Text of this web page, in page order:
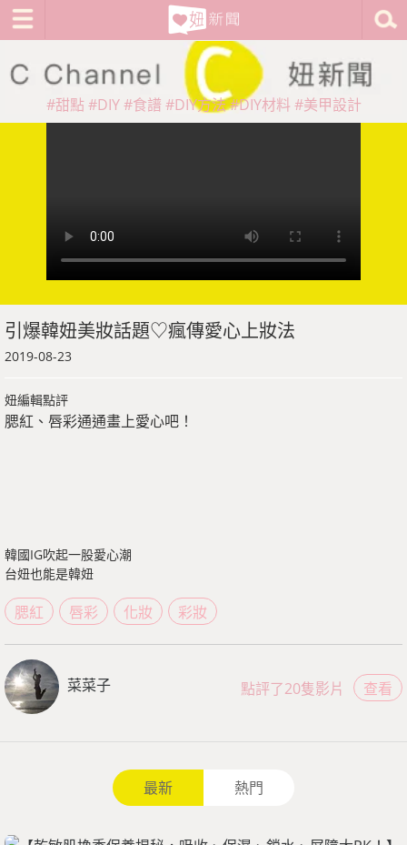
#甜點 #DIY #食譜 #DIY方法#DIY材料 #美甲設計
引爆韓妞美妝話題♡瘋傳愛心上妝法
2019-08-23
妞編輯點評
腮紅、唇彩通通畫上愛心吧！
韓國IG吹起一股愛心潮
台妞也能是韓妞
腮紅 唇彩 化妝 彩妝
菜菜子 查看
點評了20隻影片
最新 熱門